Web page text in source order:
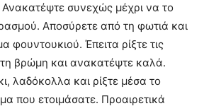
συνεχώς μέχρι να το
Αποσύρετε από τη φωτιά και
φουντουκιού. Έπειτα ρίξτε τις
τη βρώμη και ανακατέψτε καλά.
λαδόκολλα και ρίξτε μέσα το
που ετοιμάσατε. Προαιρετικά